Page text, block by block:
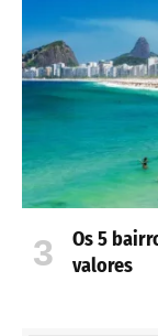
Os 5
valores